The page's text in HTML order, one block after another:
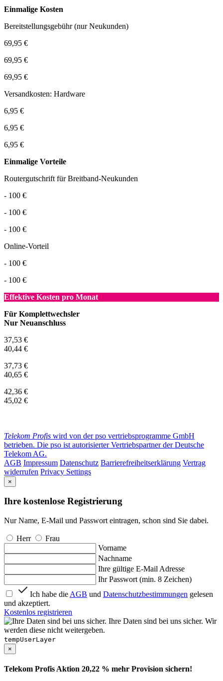
Einmalige Kosten
Bereitstellungsgebühr (nur Neukunden)
69,95 €
69,95 €
69,95 €
Versandkosten: Hardware
6,95 €
6,95 €
6,95 €
Einmalige Vorteile
Routergutschrift für Breitband-Neukunden
- 100 €
- 100 €
- 100 €
Online-Vorteil
- 100 €
- 100 €
Effektive Kosten pro Monat
Für Komplettwechsler
Nur Neuanschluss
37,53 €
40,44 €
37,73 €
40,65 €
42,36 €
45,02 €
Telekom Profis wird von der pso vertriebsprogramme GmbH
betrieben. Die pso ist autorisierter Vertriebspartner der Deutsche
Telekom AG.
AGB Impressum Datenschutz Barrierefreiheitserklärung Vertrag
widerrufen Privacy Settings
×
Ihre kostenlose Registrierung
Nur Name, E-Mail und Passwort eintragen, schon sind Sie dabei.
Herr
Frau
Vorname
Nachname
Ihre gültige E-Mail Adresse
Ihr Passwort (min. 8 Zeichen)
Ich habe die AGB und Datenschutzbestimmungen gelesen
und akzeptiert.
Kostenlos registrieren
Ihre Daten sind bei uns sicher. Wir
werden diese nicht weitergeben.
tempUserLayer
×
Telekom Profis Aktion 20,22 % mehr Provision sichern!